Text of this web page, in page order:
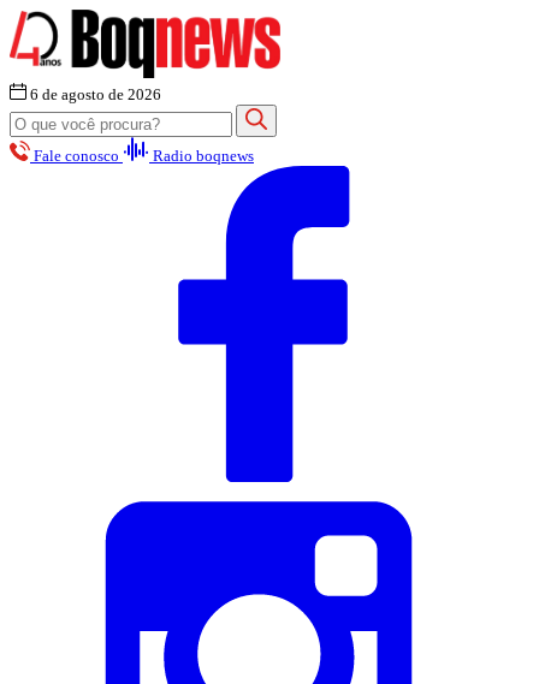
6 de agosto de 2026
Fale conosco Radio boqnews